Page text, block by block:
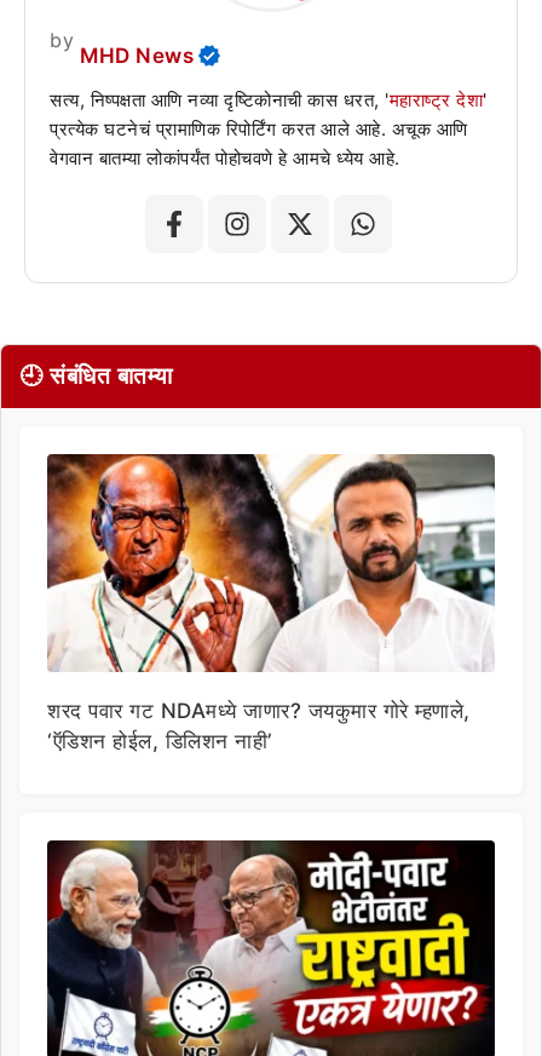
by
MHD News
सत्य, निष्पक्षता आणि नव्या दृष्टिकोनाची कास धरत, 'महाराष्ट्र देशा'
प्रत्येक घटनेचं प्रामाणिक रिपोर्टिंग करत आले आहे. अचूक आणि
वेगवान बातम्या लोकांपर्यंत पोहोचवणे हे आमचे ध्येय आहे.
🕘 संबंधित बातम्या
शरद पवार गट NDAमध्ये जाणार? जयकुमार गोरे म्हणाले,
‘ऍडिशन होईल, डिलिशन नाही’